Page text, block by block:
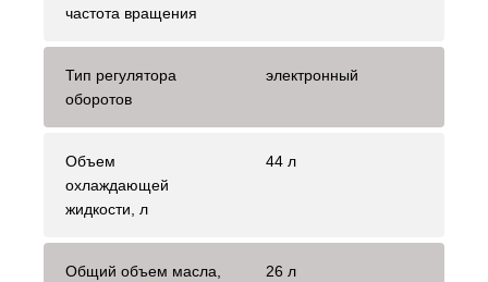
частота вращения
Тип регулятора
оборотов
электронный
Объем
охлаждающей
жидкости, л
44 л
Общий объем масла,
26 л